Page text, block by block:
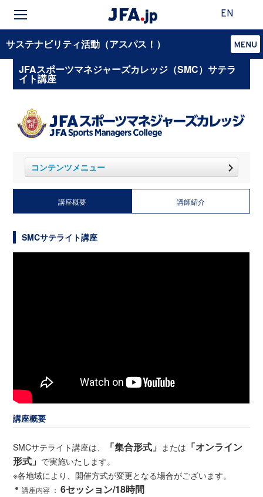
EN
サステナビリティ活動（アスパス！）
JFAスポーツマネジャーズカレッジ（SMC）サテラ
イト講座
コンテンツメニュー
講座概要 講師紹介
SMCサテライト講座
講座概要
SMCサテライト講座は、 「集合形式」 または 「オンライン
形式」 で実施いたします。
※各地域により、開催方式が変更となる場合がございます。
講座内容 ：6セッション/18時間